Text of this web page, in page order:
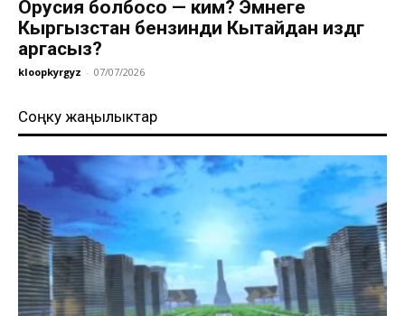
Орусия болбосо — ким? Эмнеге
Кыргызстан бензинди Кытайдан издөөгө
аргасыз?
kloopkyrgyz - 07/07/2026
Соңку жаңылыктар